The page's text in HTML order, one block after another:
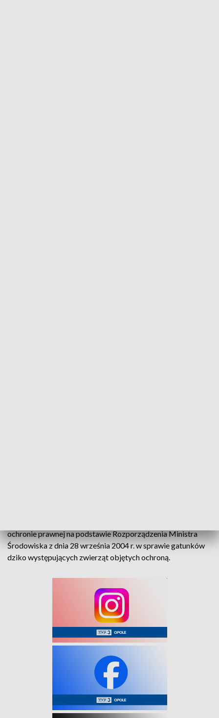
ochronie prawnej na podstawie Rozporządzenia Ministra
Środowiska z dnia 28 września 2004 r. w sprawie gatunków
dziko występujących zwierząt objętych ochroną.